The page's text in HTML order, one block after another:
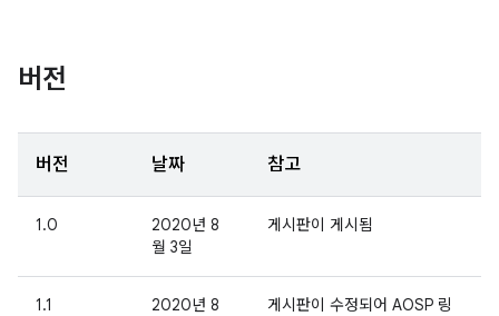
버전
버전 날짜 참고
1.0
2020년 8
월 3일
게시판이 게시됨
1.1
2020년 8
게시판이 수정되어 AOSP 링